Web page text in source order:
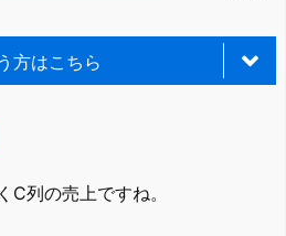
方はこちら
C列の売上ですね。